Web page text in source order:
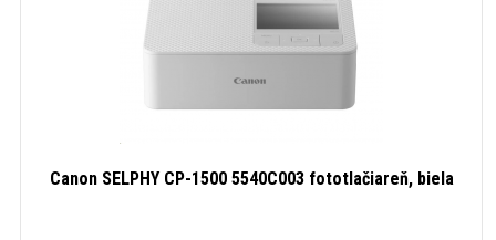
Canon SELPHY CP-1500 5540C003 fototlačiareň, biela